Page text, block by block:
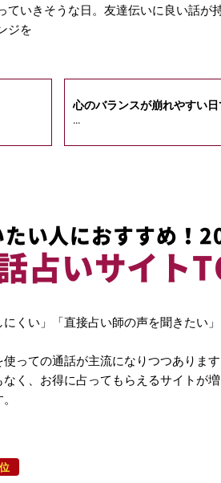
いきそうな日。友達伝いに良い話が
ジを
心のバランスが崩れやすい
...
い人におすすめ！
占いサイト
くい」「直接占い師の声を聞きたい」
っての通話が主流になりつつありま
く、お得に占ってもらえるサイトが